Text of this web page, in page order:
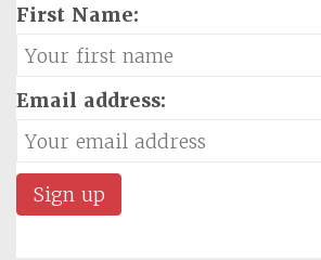
First Name:
Email address: